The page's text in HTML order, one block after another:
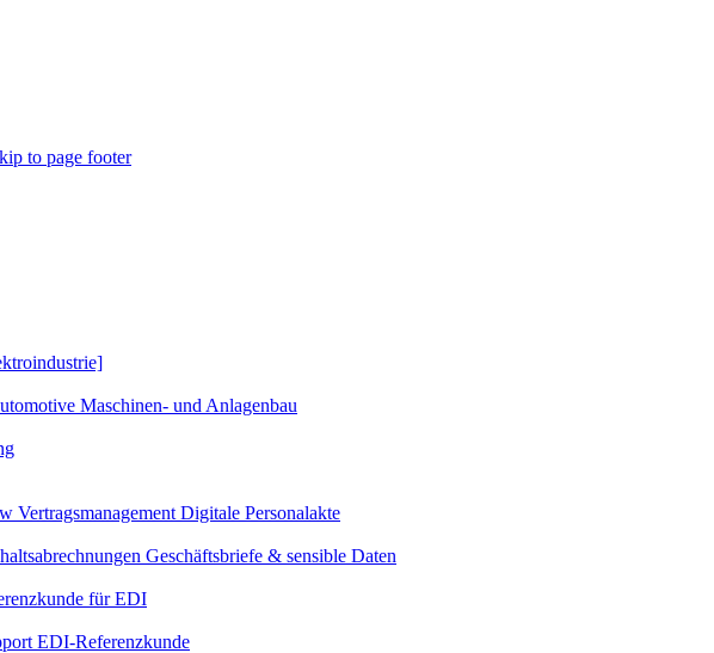
to page footer
Maschinen- und Anlagenbau
Vertragsmanagement Digitale Personalakte
Geschäftsbriefe & sensible Daten
für EDI
EDI-Referenzkunde